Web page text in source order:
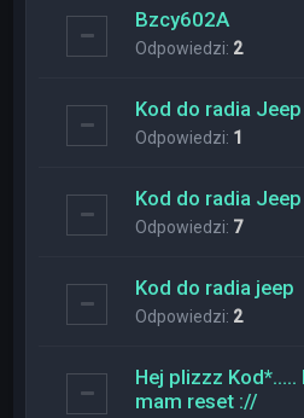
Bzcy602A
Odpowiedzi: 2
Kod do radia
Odpowiedzi: 1
Kod do radia
Odpowiedzi: 7
Kod do radia jeep
Odpowiedzi: 2
Hej plizzz Kod*…..
mam reset ://